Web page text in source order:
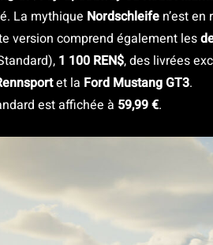
La mythique Nordschleife n’est
version comprend également les
1 100 REN$, des livrées
et la Ford Mustang GT3.
est affichée à 59,99 €.